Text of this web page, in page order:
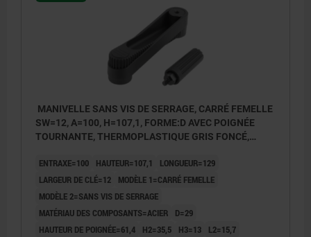
MANIVELLE SANS VIS DE SERRAGE, CARRÉ FEMELLE
SW=12, A=100, H=107,1, FORME:D AVEC POIGNÉE
TOURNANTE, THERMOPLASTIQUE GRIS FONCÉ,
ENTRAXE=100 HAUTEUR=107,1
LONGUEUR=129
LARGEUR DE CLÉ=12
MODÈLE 1=CARRÉ FEMELLE
MODÈLE 2=SANS VIS DE SERRAGE
MATÉRIAU DES COMPOSANTS=ACIER
D=29
HAUTEUR DE POIGNÉE=61,4
H2=35,5 H3=13 L2=15,7